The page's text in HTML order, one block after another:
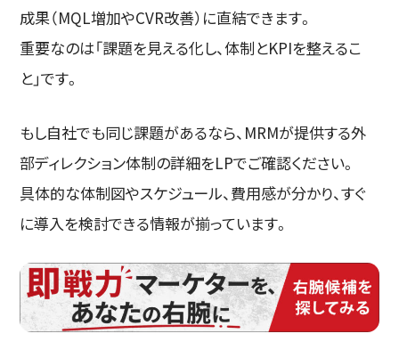
成果（MQL増加やCVR改善）に直結できます。
重要なのは「課題を見える化し、体制とKPIを整えるこ
と」です。
もし自社でも同じ課題があるなら、MRMが提供する外
部ディレクション体制の詳細をLPでご確認ください。
具体的な体制図やスケジュール、費用感が分かり、すぐ
に導入を検討できる情報が揃っています。